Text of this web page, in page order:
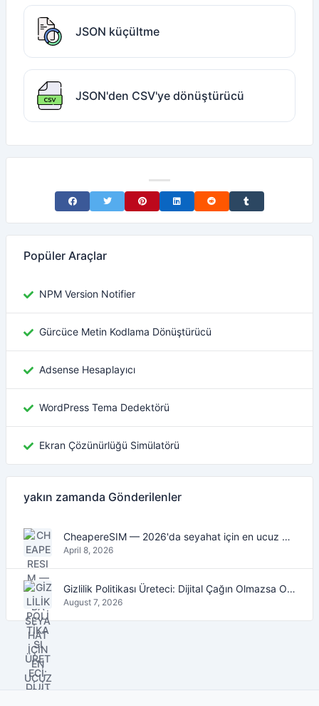
JSON küçültme
JSON'den CSV'ye dönüştürücü
Share on Facebook
Share on TwitterShare on Pinterest
Share on LinkedIn
Share on RedditShare on Tumblr
Popüler Araçlar
NPM Version Notifier
Gürcüce Metin Kodlama Dönüştürücü
Adsense Hesaplayıcı
WordPress Tema Dedektörü
Ekran Çözünürlüğü Simülatörü
yakın zamanda Gönderilenler
CheapereSIM — 2026'da seyahat için en ucuz eSIM veri planlarını bulun
April 8, 2026
Gizlilik Politikası Üreteci: Dijital Çağın Olmazsa Olmaz Aracı
August 7, 2026